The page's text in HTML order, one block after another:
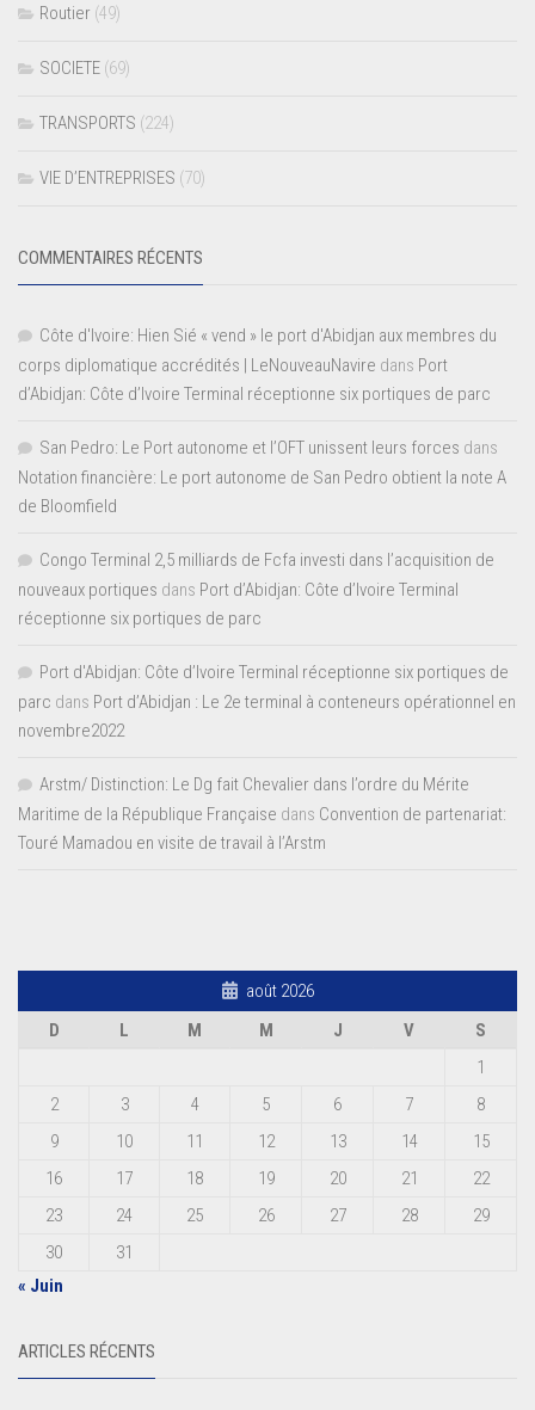
Routier (49)
SOCIETE (69)
TRANSPORTS (224)
VIE D’ENTREPRISES (70)
COMMENTAIRES RÉCENTS
Côte d'Ivoire: Hien Sié « vend » le port d'Abidjan aux membres du
corps diplomatique accrédités | LeNouveauNavire dans Port
d’Abidjan: Côte d’Ivoire Terminal réceptionne six portiques de parc
San Pedro: Le Port autonome et l’OFT unissent leurs forces dans
Notation financière: Le port autonome de San Pedro obtient la note A
de Bloomfield
Congo Terminal 2,5 milliards de Fcfa investi dans l’acquisition de
nouveaux portiques dans Port d’Abidjan: Côte d’Ivoire Terminal
réceptionne six portiques de parc
Port d'Abidjan: Côte d’Ivoire Terminal réceptionne six portiques de
parc dans Port d’Abidjan : Le 2e terminal à conteneurs opérationnel en
novembre2022
Arstm/ Distinction: Le Dg fait Chevalier dans l’ordre du Mérite
Maritime de la République Française dans Convention de partenariat:
Touré Mamadou en visite de travail à l’Arstm
août 2026
D
L M M J V
S
1
2
3 4 5 6 7
8
9
10 11 12 13 14
15
16
17 18 19 20 21
22
23
24 25 26 27 28
29
30
31
« Juin
ARTICLES RÉCENTS